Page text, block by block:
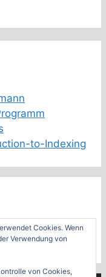
to-Indexing
Cookies. Wenn
Verwendung von
von Cookies,